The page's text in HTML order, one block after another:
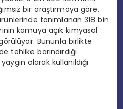
bir araştırmaya göre,
tanımlanan 318 bin
kamuya açık kimyasal
Bununla birlikte
tehlike barındırdığı
olarak kullanıldığı